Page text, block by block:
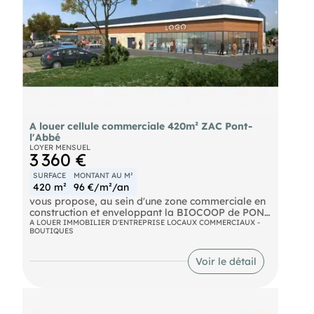
A louer cellule commerciale 420m² ZAC Pont-
l'Abbé
LOYER MENSUEL
3 360 €
SURFACE
420 m²
MONTANT AU M²
96 €/m²/an
vous propose, au sein d'une zone commerciale en
construction et enveloppant la BIOCOOP de PONT
L'ABBE, une cellule d'activité (CELLULE NUMERO
7) en état futur d'achèvement, développant une
surface de 420 m2 livrée brut, réseaux et fluides
A LOUER IMMOBILIER D'ENTREPRISE LOCAUX COMMERCIAUX -
BOUTIQUES
Voir le détail